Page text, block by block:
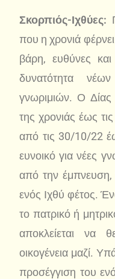
Σκορπιός-Ιχθύες:
που η χρονιά
βάρη, ευθύνες
δυνατότητα
γνωριμιών. Ο Δίας
της χρονιάς έως
από τις 30/10/22
ευνοικό για νέες
από την έμπνευση,
ενός Ιχθύ φέτος.
το πατρικό ή
αποκλείεται να
οικογένεια μαζί.
προσέγγιση του